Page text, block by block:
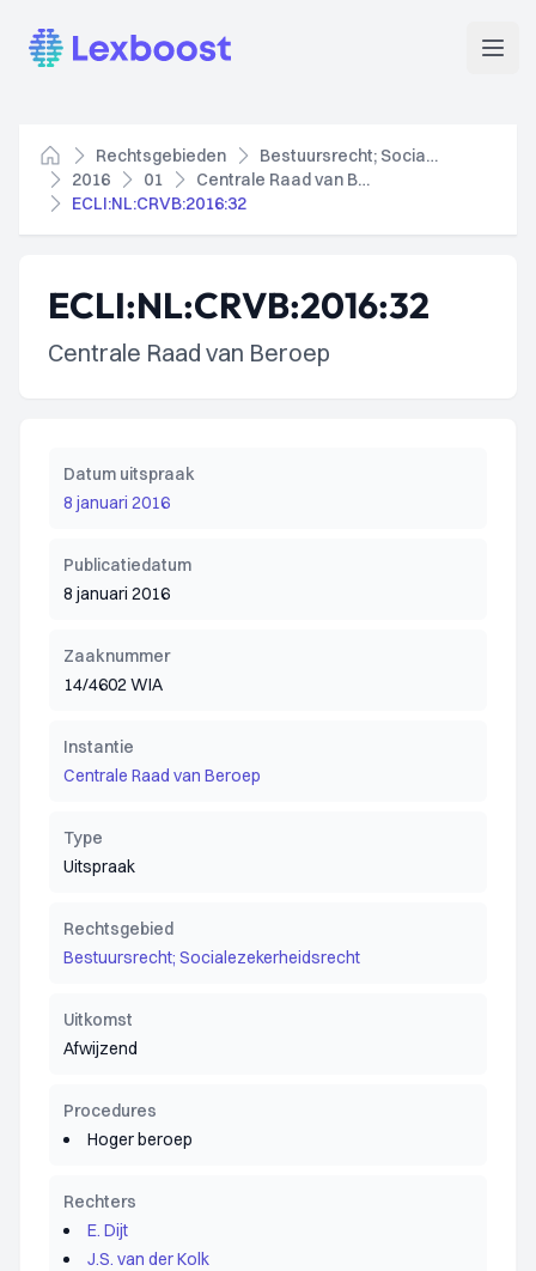
Lexboost
Home
Rechtsgebieden
Bestuursrecht; Socialezekerheidsrecht
2016
01
Centrale Raad van Beroep
ECLI:NL:CRVB:2016:32
ECLI:NL:CRVB:2016:32
Centrale Raad van Beroep
Datum uitspraak
8 januari 2016
Publicatiedatum
8 januari 2016
Zaaknummer
14/4602 WIA
Instantie
Centrale Raad van Beroep
Type
Uitspraak
Rechtsgebied
Bestuursrecht; Socialezekerheidsrecht
Uitkomst
Afwijzend
Procedures
Hoger beroep
Rechters
E. Dijt
J.S. van der Kolk